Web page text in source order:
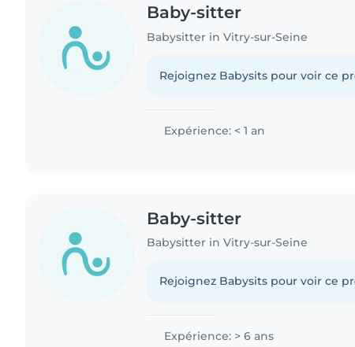
Baby-sitter
Babysitter in Vitry-sur-Seine
Rejoignez Babysits pour voir ce
Expérience: < 1 an
Baby-sitter
Babysitter in Vitry-sur-Seine
Rejoignez Babysits pour voir ce
Expérience: > 6 ans